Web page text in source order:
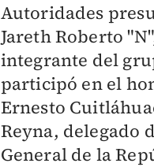
Autoridades
Jareth Roberto
integrante del
participó en el
Ernesto
Reyna, delegado
General de la